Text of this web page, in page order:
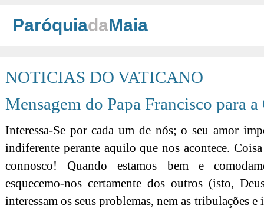
ParóquiadaMaia
NOTICIAS DO VATICANO
Mensagem do Papa Francisco para
Interessa-Se por cada um de nós; o seu amor
indiferente perante aquilo que nos acontece. Coisa
connosco! Quando estamos bem e
esquecemo-nos certamente dos outros (isto,
interessam os seus problemas, nem as tribulações